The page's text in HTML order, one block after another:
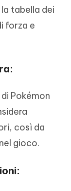
tabella dei
forza e
Pokémon
così da
gioco.